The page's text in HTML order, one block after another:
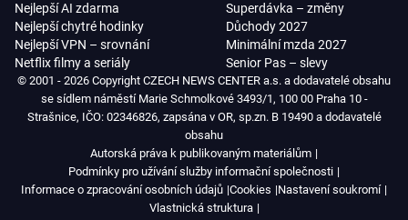
Nejlepší AI zdarma
Nejlepší chytré hodinky
Nejlepší VPN – srovnání
Netflix filmy a seriály
Superdávka – změny
Důchody 2027
Minimální mzda 2027
Senior Pas – slevy
© 2001 - 2026 Copyright CZECH NEWS CENTER a.s. a dodavatelé obsahu
se sídlem náměstí Marie Schmolkové 3493/1, 100 00 Praha 10 -
Strašnice, IČO: 02346826, zapsána v OR, sp.zn. B 19490 a dodavatelé
obsahu
Autorská práva k publikovaným materiálům
Podmínky pro užívání služby informační společnosti
Informace o zpracování osobních údajů Cookies Nastavení soukromí
Vlastnická struktura